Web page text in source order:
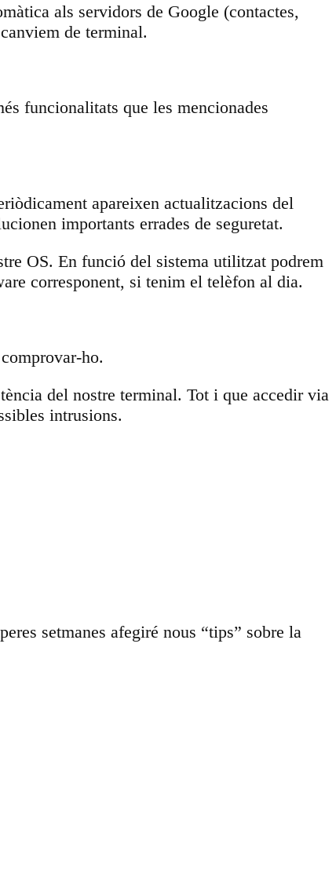
als servidors de Google (contactes,
de terminal.
funcionalitats que les mencionades
apareixen actualitzacions del
importants errades de seguretat.
OS. En funció del sistema utilitzat podrem
corresponent, si tenim el telèfon al dia.
ho.
del nostre terminal. Tot i que accedir via
intrusions.
setmanes afegiré nous “tips” sobre la